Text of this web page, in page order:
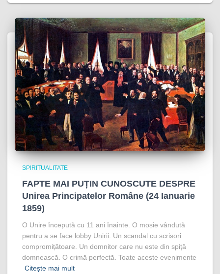
SPIRITUALITATE
FAPTE MAI PUȚIN CUNOSCUTE DESPRE
Unirea Principatelor Române (24 Ianuarie
1859)
O Unire începută cu 11 ani înainte. O moșie vândută
pentru a se face lobby Unirii. Un scandal cu scrisori
compromițătoare. Un domnitor care nu este din spiță
domnească. O crimă perfectă. Toate aceste evenimente
Citește mai mult